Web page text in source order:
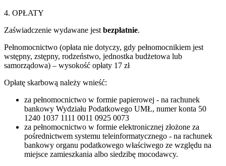
4. OPŁATY
Zaświadczenie wydawane jest bezpłatnie.
Pełnomocnictwo (opłata nie dotyczy, gdy pełnomocnikiem jest
wstępny, zstępny, rodzeństwo, jednostka budżetowa lub
samorządowa) – wysokość opłaty 17 zł
Opłatę skarbową należy wnieść:
za pełnomocnictwo w formie papierowej - na rachunek
bankowy Wydziału Podatkowego UMŁ, numer konta 50
1240 1037 1111 0011 0925 0073
za pełnomocnictwo w formie elektronicznej złożone za
pośrednictwem systemu teleinformatycznego - na rachunek
bankowy organu podatkowego właściwego ze względu na
miejsce zamieszkania albo siedzibę mocodawcy.